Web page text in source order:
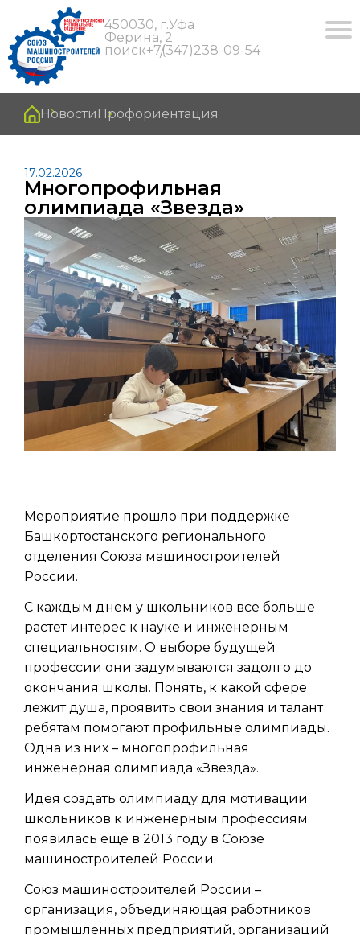
450030, г.Уфа
Ферина, 2
поиск+7(347)238-09-54
Новости Профориентация
17.02.2026
Многопрофильная
олимпиада «Звезда»
Мероприятие прошло при поддержке
Башкортостанского регионального
отделения Союза машиностроителей
России.
С каждым днем у школьников все больше
растет интерес к науке и инженерным
специальностям. О выборе будущей
профессии они задумываются задолго до
окончания школы. Понять, к какой сфере
лежит душа, проявить свои знания и талант
ребятам помогают профильные олимпиады.
Одна из них – многопрофильная
инженерная олимпиада «Звезда».
Идея создать олимпиаду для мотивации
школьников к инженерным профессиям
появилась еще в 2013 году в Союзе
машиностроителей России.
Союз машиностроителей России –
организация, объединяющая работников
промышленных предприятий, организаций